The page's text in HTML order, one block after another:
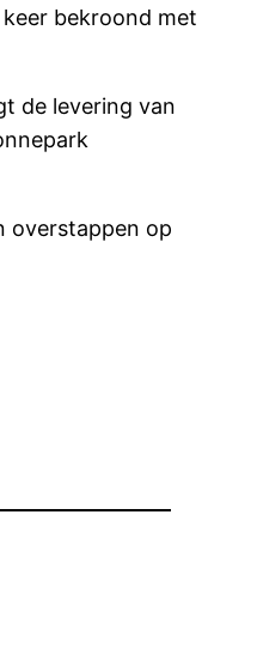
bekroond met
de levering van
overstappen op